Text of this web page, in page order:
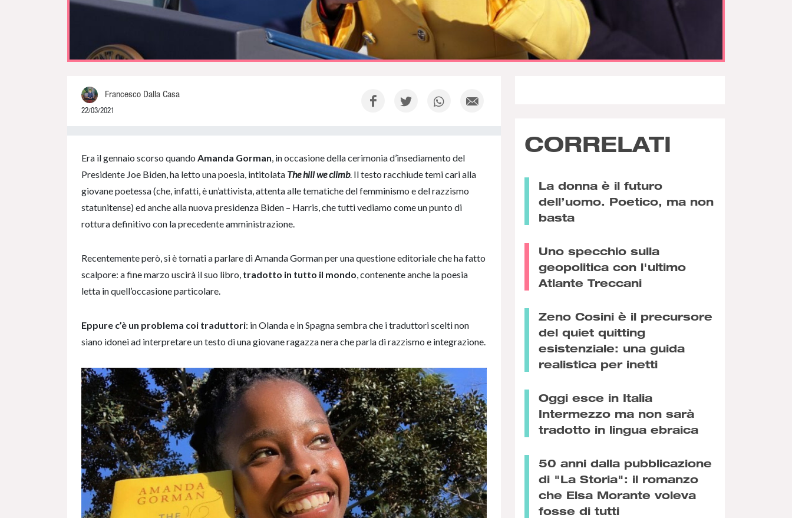
Francesco Dalla Casa
22/03/2021
Era il gennaio scorso quando Amanda Gorman , in occasione della cerimonia d’insediamento del
Presidente Joe Biden, ha letto una poesia, intitolata The hill we climb. Il testo racchiude temi cari alla
giovane poetessa (che, infatti, è un’attivista, attenta alle tematiche del femminismo e del razzismo
statunitense) ed anche alla nuova presidenza Biden – Harris, che tutti vediamo come un punto di
rottura definitivo con la precedente amministrazione.
Recentemente però, si è tornati a parlare di Amanda Gorman per una questione editoriale che ha fatto
scalpore: a fine marzo uscirà il suo libro, tradotto in tutto il mondo , contenente anche la poesia
letta in quell’occasione particolare.
Eppure c’è un problema coi traduttori: in Olanda e in Spagna sembra che i traduttori scelti non
siano idonei ad interpretare un testo di una giovane ragazza nera che parla di razzismo e integrazione.
CORRELATI
La donna è il futuro
dell’uomo. Poetico, ma non
basta
Uno specchio sulla
geopolitica con l'ultimo
Atlante Treccani
Zeno Cosini è il precursore
del quiet quitting
esistenziale: una guida
realistica per inetti
Oggi esce in Italia
Intermezzo ma non sarà
tradotto in lingua ebraica
50 anni dalla pubblicazione
di "La Storia": il romanzo
che Elsa Morante voleva
fosse di tutti